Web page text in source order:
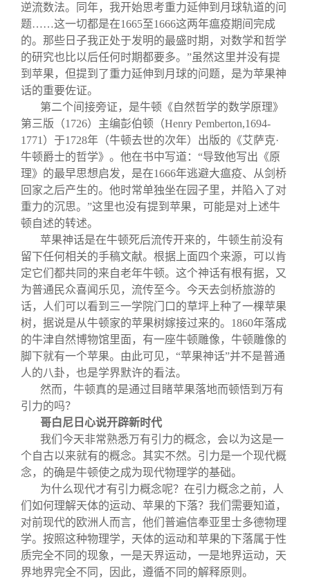
逆流数法。同年，我开始思考重力延伸到月球轨道的问
题……这一切都是在1665至1666这两年瘟疫期间完成
的。那些日子我正处于发明的最盛时期，对数学和哲学
的研究也比以后任何时期都要多。”虽然这里并没有提
到苹果，但提到了重力延伸到月球的问题，是为苹果神
话的重要佐证。
第二个间接旁证，是牛顿《自然哲学的数学原理》
第三版（1726）主编彭伯顿（Henry Pemberton,1694-
1771）于1728年（牛顿去世的次年）出版的《艾萨克·
牛顿爵士的哲学》。他在书中写道：“导致他写出《原
理》的最早思想启发，是在1666年逃避大瘟疫、从剑桥
回家之后产生的。他时常单独坐在园子里，并陷入了对
重力的沉思。”这里也没有提到苹果，可能是对上述牛
顿自述的转述。
苹果神话是在牛顿死后流传开来的，牛顿生前没有
留下任何相关的手稿文献。根据上面四个来源，可以肯
定它们都共同的来自老年牛顿。这个神话有根有据，又
为普通民众喜闻乐见，流传至今。今天去剑桥旅游的
话，人们可以看到三一学院门口的草坪上种了一棵苹果
树，据说是从牛顿家的苹果树嫁接过来的。1860年落成
的牛津自然博物馆里面，有一座牛顿雕像，牛顿雕像的
脚下就有一个苹果。由此可见，“苹果神话”并不是普通
人的八卦，也是学界默许的看法。
然而，牛顿真的是通过目睹苹果落地而顿悟到万有
引力的吗？
哥白尼日心说开辟新时代
我们今天非常熟悉万有引力的概念，会以为这是一
个自古以来就有的概念。其实不然。引力是一个现代概
念，的确是牛顿使之成为现代物理学的基础。
为什么现代才有引力概念呢？在引力概念之前，人
们如何理解天体的运动、苹果的下落？我们需要知道，
对前现代的欧洲人而言，他们普遍信奉亚里士多德物理
学。按照这种物理学，天体的运动和苹果的下落属于性
质完全不同的现象，一是天界运动，一是地界运动，天
界地界完全不同，因此，遵循不同的解释原则。